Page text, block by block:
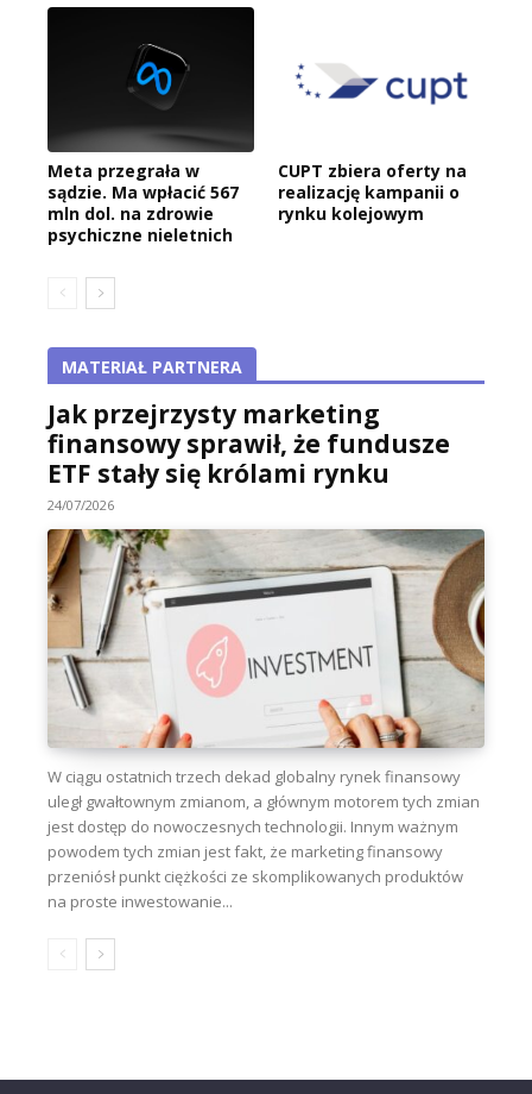
Meta przegrała w
sądzie. Ma wpłacić 567
mln dol. na zdrowie
psychiczne nieletnich
CUPT zbiera oferty na
realizację kampanii o
rynku kolejowym
MATERIAŁ PARTNERA
Jak przejrzysty marketing
finansowy sprawił, że fundusze
ETF stały się królami rynku
24/07/2026
W ciągu ostatnich trzech dekad globalny rynek finansowy
uległ gwałtownym zmianom, a głównym motorem tych zmian
jest dostęp do nowoczesnych technologii. Innym ważnym
powodem tych zmian jest fakt, że marketing finansowy
przeniósł punkt ciężkości ze skomplikowanych produktów
na proste inwestowanie...